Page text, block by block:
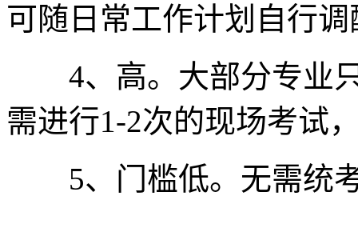
可随日常工作计划自行调
4、高。大部分专业只
需进行1-2次的现场考试
5、门槛低。无需统